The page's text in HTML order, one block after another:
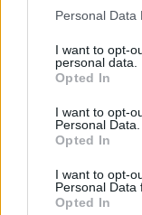
Personal Data
I want to opt-
personal data.
Opted In
I want to opt-
Personal Data.
Opted In
I want to opt-
Personal Data
Opted In
Παγωμένα spritz,
τραγανές ζύμες
από τον
γοητεία. Όλα